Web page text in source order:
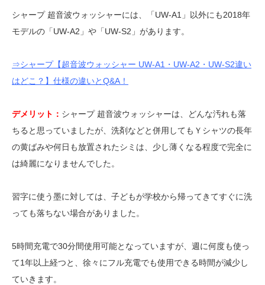
シャープ 超音波ウォッシャーには、「UW-A1」以外にも2018年
モデルの「UW-A2」や「UW-S2」があります。
⇒シャープ【超音波ウォッシャー UW-A1・UW-A2・UW-S2違い
はどこ？】仕様の違いとQ&A！
デメリット： シャープ 超音波ウォッシャーは、どんな汚れも落
ちると思っていましたが、洗剤などと併用してもＹシャツの長年
の黄ばみや何日も放置されたシミは、少し薄くなる程度で完全に
は綺麗になりませんでした。
習字に使う墨に対しては、子どもが学校から帰ってきてすぐに洗
っても落ちない場合がありました。
5時間充電で30分間使用可能となっていますが、週に何度も使っ
て1年以上経つと、徐々にフル充電でも使用できる時間が減少し
ていきます。